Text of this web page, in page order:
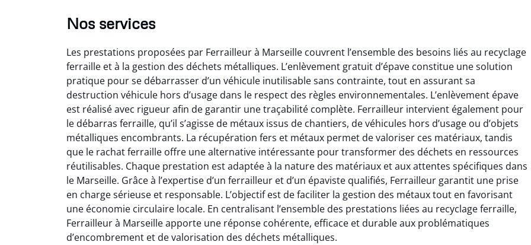
Nos services
Les prestations proposées par Ferrailleur à Marseille couvrent l’ensemble des besoins liés au recyclage
ferraille et à la gestion des déchets métalliques. L’enlèvement gratuit d’épave constitue une solution
pratique pour se débarrasser d’un véhicule inutilisable sans contrainte, tout en assurant sa
destruction véhicule hors d’usage dans le respect des règles environnementales. L’enlèvement épave
est réalisé avec rigueur afin de garantir une traçabilité complète. Ferrailleur intervient également pour
le débarras ferraille, qu’il s’agisse de métaux issus de chantiers, de véhicules hors d’usage ou d’objets
métalliques encombrants. La récupération fers et métaux permet de valoriser ces matériaux, tandis
que le rachat ferraille offre une alternative intéressante pour transformer des déchets en ressources
réutilisables. Chaque prestation est adaptée à la nature des matériaux et aux attentes spécifiques dans
le Marseille. Grâce à l’expertise d’un ferrailleur et d’un épaviste qualifiés, Ferrailleur garantit une prise
en charge sérieuse et responsable. L’objectif est de faciliter la gestion des métaux tout en favorisant
une économie circulaire locale. En centralisant l’ensemble des prestations liées au recyclage ferraille,
Ferrailleur à Marseille apporte une réponse cohérente, efficace et durable aux problématiques
d’encombrement et de valorisation des déchets métalliques.
Virginie Lambert
26 février 2025
Parfait pour se débarrasser
des vieux métaux ! Équipe
efficace qui a tout enlevé
sans laisser de traces.
Service client très réactif.
Jérôme Meunier
21 octobre 2024
Service de recyclage efficace
et écologique. Enlèvement
rapide de ma vieille
chaudière et démarche
transparente. Je
recommande !